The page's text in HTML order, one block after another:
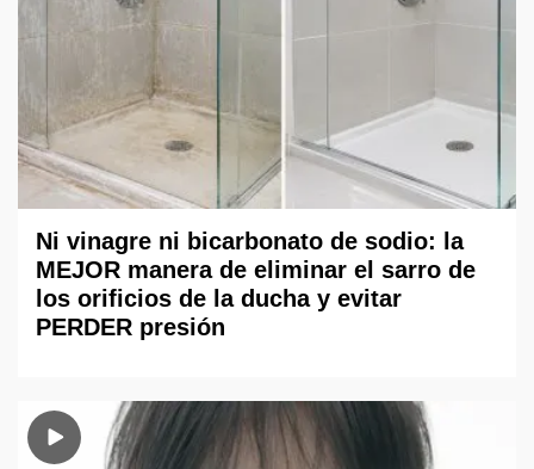
Ni vinagre ni bicarbonato de sodio: la
MEJOR manera de eliminar el sarro de
los orificios de la ducha y evitar
PERDER presión